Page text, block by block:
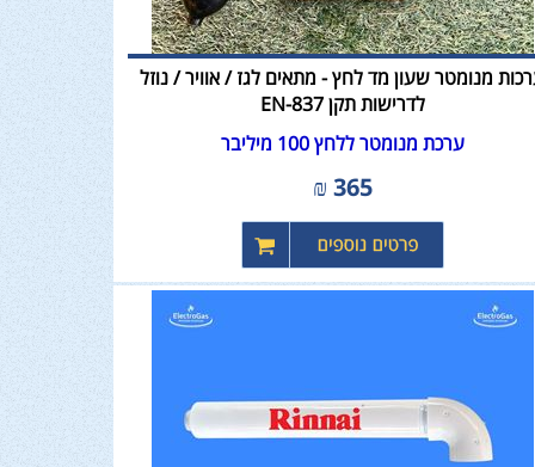
מנומטר שעון מד לחץ - מתאים לגז / אוויר / נוזל
לדרישות תקן EN-837
ערכת מנומטר ללחץ 100 מיליבר
365
₪